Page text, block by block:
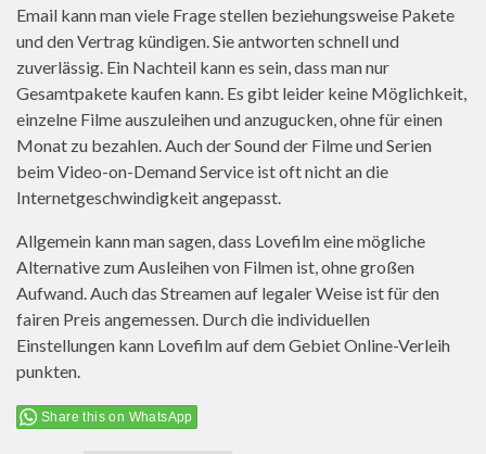
Email kann man viele Frage stellen beziehungsweise Pakete
und den Vertrag kündigen. Sie antworten schnell und
zuverlässig. Ein Nachteil kann es sein, dass man nur
Gesamtpakete kaufen kann. Es gibt leider keine Möglichkeit,
einzelne Filme auszuleihen und anzugucken, ohne für einen
Monat zu bezahlen. Auch der Sound der Filme und Serien
beim Video-on-Demand Service ist oft nicht an die
Internetgeschwindigkeit angepasst.
Allgemein kann man sagen, dass Lovefilm eine mögliche
Alternative zum Ausleihen von Filmen ist, ohne großen
Aufwand. Auch das Streamen auf legaler Weise ist für den
fairen Preis angemessen. Durch die individuellen
Einstellungen kann Lovefilm auf dem Gebiet Online-Verleih
punkten.
Share this on WhatsApp